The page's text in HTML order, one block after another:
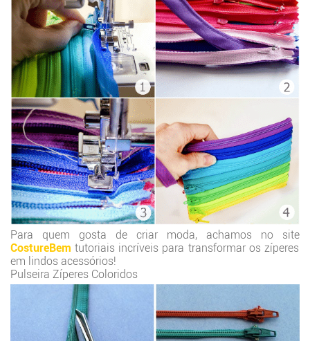
Para quem gosta de criar moda, achamos no site
CostureBem tutoriais incríveis para transformar os zíperes
em lindos acessórios!
Pulseira Zíperes Coloridos